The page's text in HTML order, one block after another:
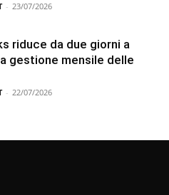
- 23/07/2026
riduce da due giorni a
gestione mensile delle
- 22/07/2026